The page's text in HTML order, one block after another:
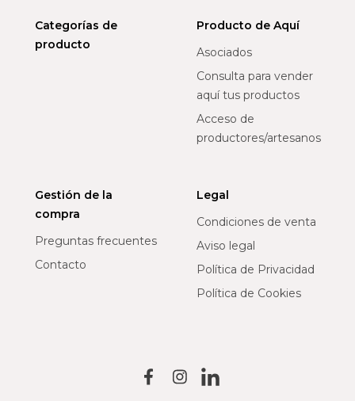
Categorías de
producto
Producto de Aquí
Asociados
Consulta para vender
aquí tus productos
Acceso de
productores/artesanos
Gestión de la
compra
Preguntas frecuentes
Contacto
Legal
Condiciones de venta
Aviso legal
Política de Privacidad
Política de Cookies